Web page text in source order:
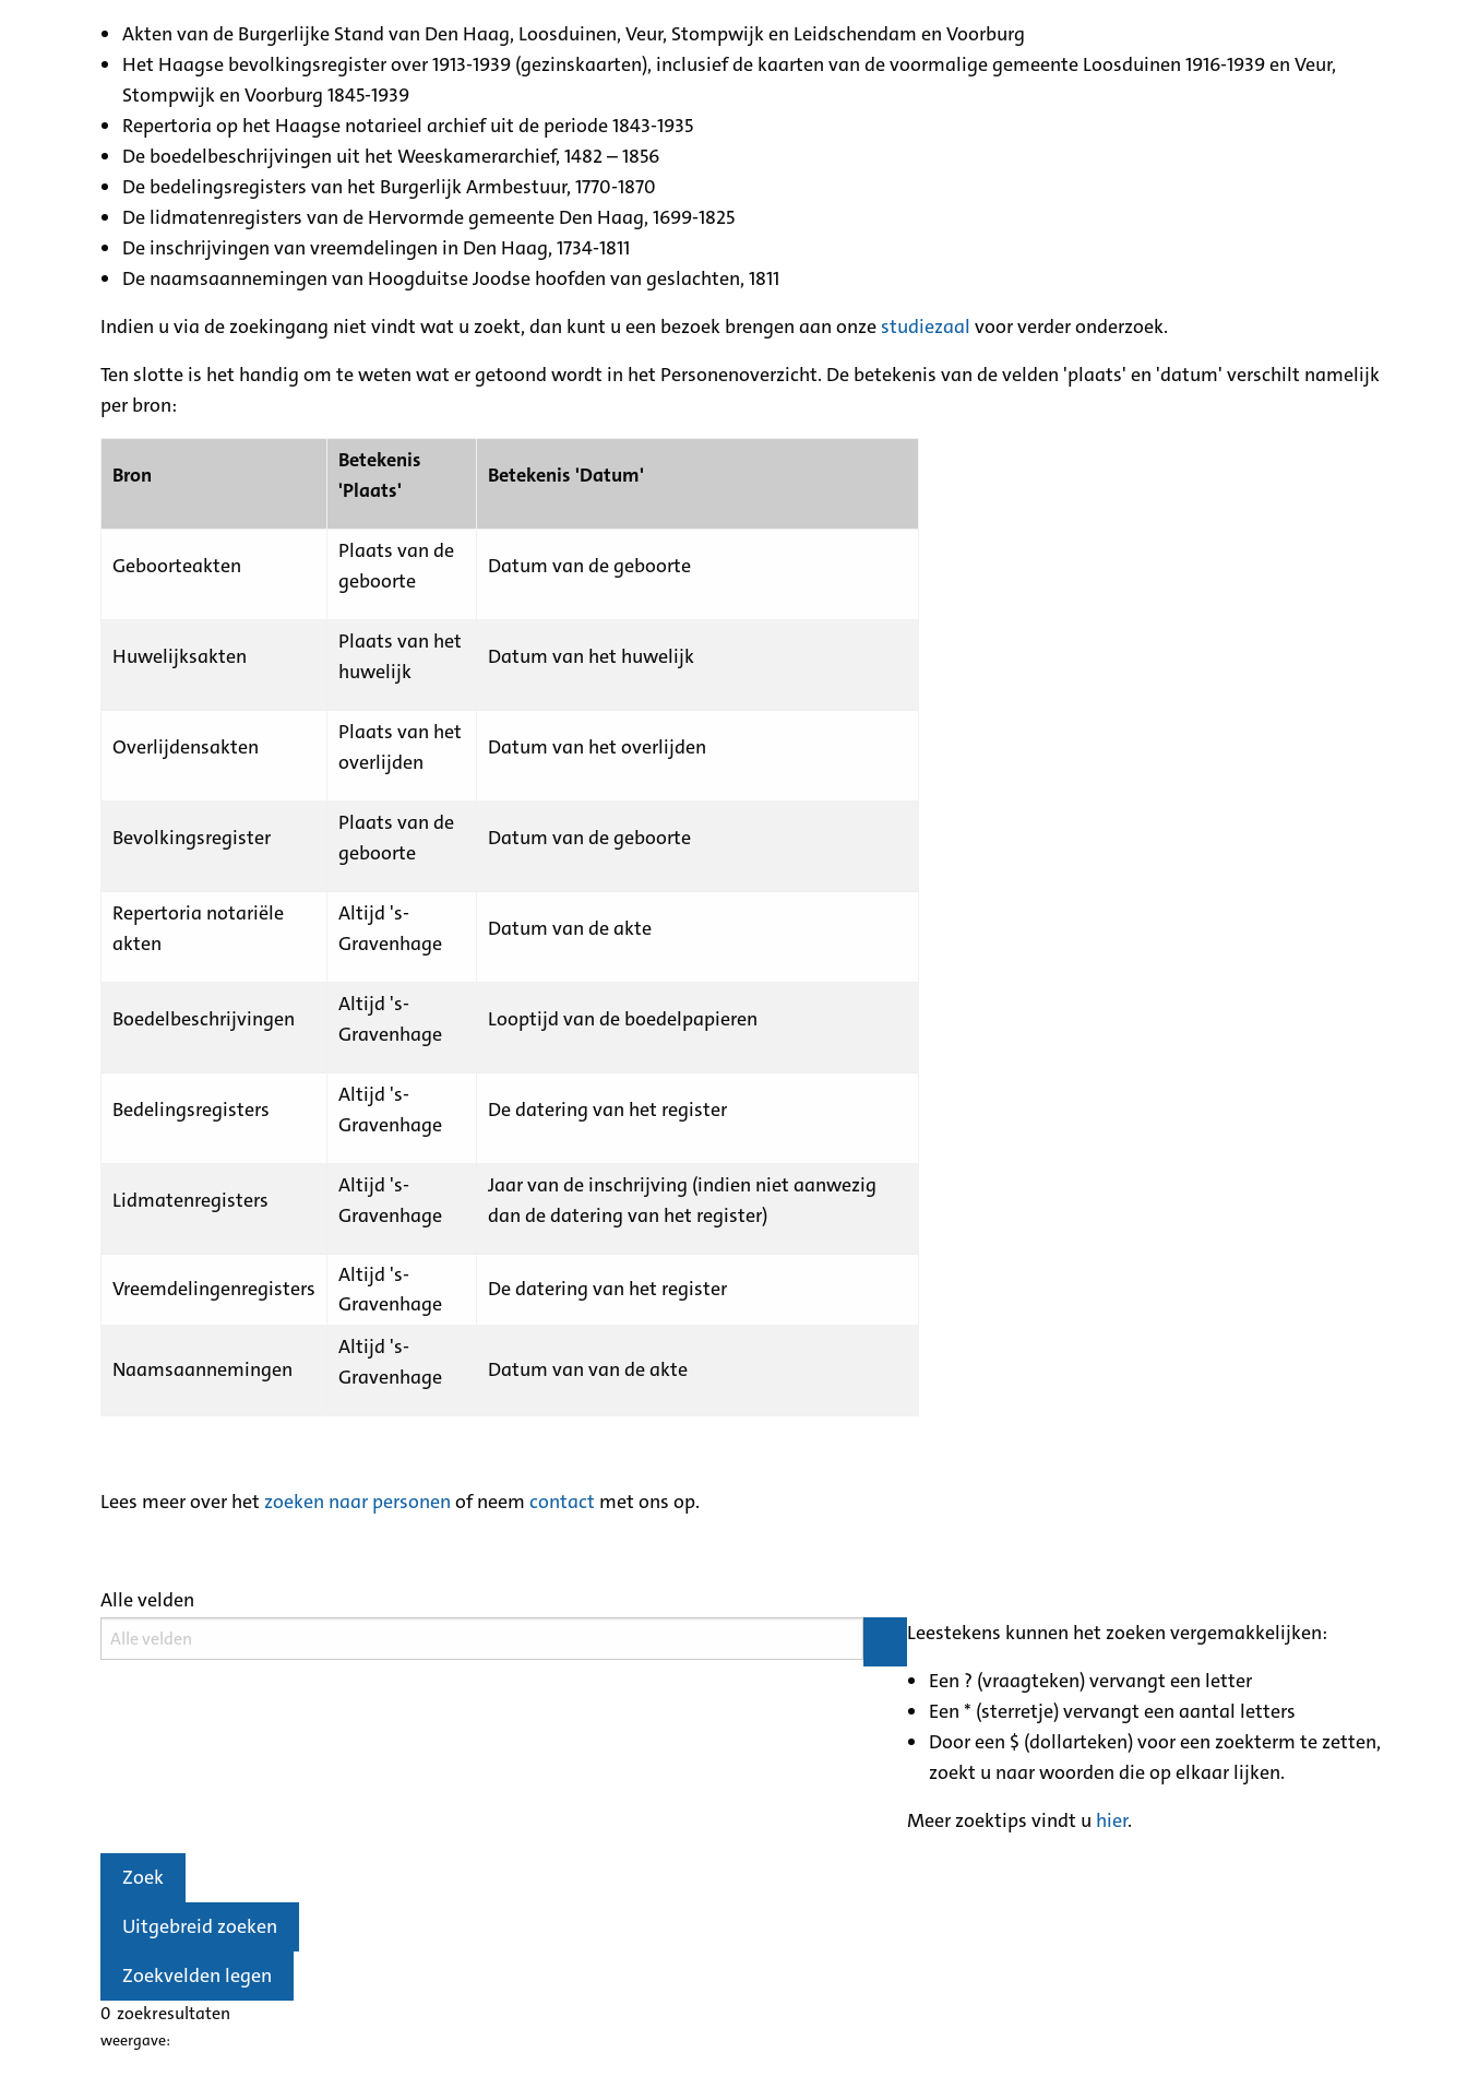
Akten van de Burgerlijke Stand van Den Haag, Loosduinen, Veur, Stompwijk en Leidschendam en Voorburg
Het Haagse bevolkingsregister over 1913-1939 (gezinskaarten), inclusief de kaarten van de voormalige gemeente Loosduinen 1916-1939 en Veur,
Stompwijk en Voorburg 1845-1939
Repertoria op het Haagse notarieel archief uit de periode 1843-1935
De boedelbeschrijvingen uit het Weeskamerarchief, 1482 – 1856
De bedelingsregisters van het Burgerlijk Armbestuur, 1770-1870
De lidmatenregisters van de Hervormde gemeente Den Haag, 1699-1825
De inschrijvingen van vreemdelingen in Den Haag, 1734-1811
De naamsaannemingen van Hoogduitse Joodse hoofden van geslachten, 1811
Indien u via de zoekingang niet vindt wat u zoekt, dan kunt u een bezoek brengen aan onze studiezaal voor verder onderzoek.
Ten slotte is het handig om te weten wat er getoond wordt in het Personenoverzicht. De betekenis van de velden 'plaats' en 'datum' verschilt namelijk
per bron:
Bron
Betekenis
'Plaats'
Betekenis 'Datum'
Geboorteakten
Plaats van de
geboorte
Datum van de geboorte
Huwelijksakten
Plaats van het
huwelijk
Datum van het huwelijk
Overlijdensakten
Plaats van het
overlijden
Datum van het overlijden
Bevolkingsregister
Plaats van de
geboorte
Datum van de geboorte
Repertoria notariële
akten
Altijd 's-
Gravenhage
Datum van de akte
Boedelbeschrijvingen
Altijd 's-
Gravenhage
Looptijd van de boedelpapieren
Bedelingsregisters
Altijd 's-
Gravenhage
De datering van het register
Lidmatenregisters
Altijd 's-
Gravenhage
Jaar van de inschrijving (indien niet aanwezig
dan de datering van het register)
Vreemdelingenregisters
Altijd 's-
Gravenhage
De datering van het register
Naamsaannemingen
Altijd 's-
Gravenhage
Datum van van de akte
Lees meer over het zoeken naar personen of neem contact met ons op.
Alle velden
Leestekens kunnen het zoeken vergemakkelijken:
Een ? (vraagteken) vervangt een letter
Een * (sterretje) vervangt een aantal letters
Door een $ (dollarteken) voor een zoekterm te zetten,
zoekt u naar woorden die op elkaar lijken.
Meer zoektips vindt u hier.
Zoek
Uitgebreid zoeken
Zoekvelden legen
0 zoekresultaten
weergave: